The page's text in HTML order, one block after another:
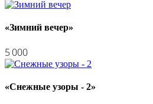
«Зимний вечер»
5 000
«Снежные узоры - 2»